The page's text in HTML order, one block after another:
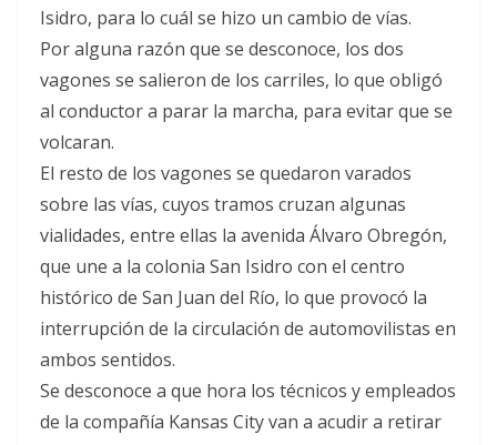
Isidro, para lo cuál se hizo un cambio de vías.
Por alguna razón que se desconoce, los dos
vagones se salieron de los carriles, lo que obligó
al conductor a parar la marcha, para evitar que se
volcaran.
El resto de los vagones se quedaron varados
sobre las vías, cuyos tramos cruzan algunas
vialidades, entre ellas la avenida Álvaro Obregón,
que une a la colonia San Isidro con el centro
histórico de San Juan del Río, lo que provocó la
interrupción de la circulación de automovilistas en
ambos sentidos.
Se desconoce a que hora los técnicos y empleados
de la compañía Kansas City van a acudir a retirar